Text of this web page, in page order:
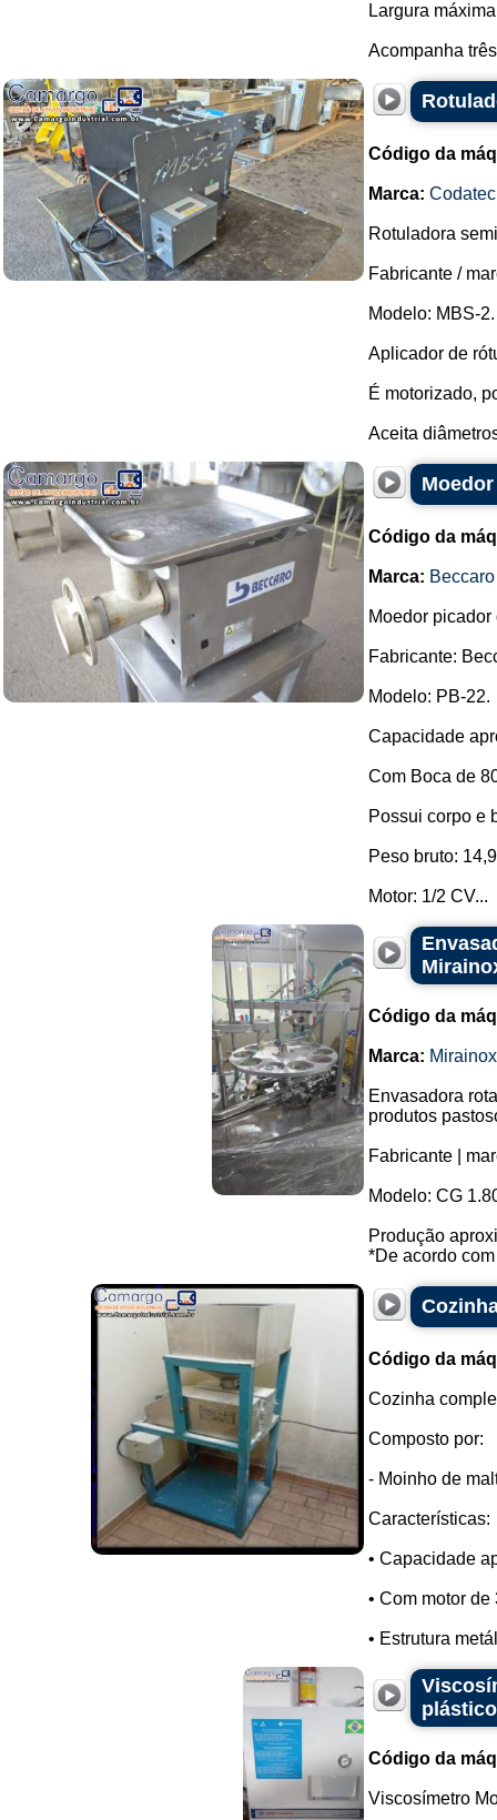
Largura
Acompanha
Código da
Marca: Codatec
Rotuladora
Fabricante /
Modelo: MBS-2.
Aplicador de
É motorizado,
Aceita
Código da
Marca: Beccaro
Moedor
Fabricante:
Modelo: PB-22.
Capacidade
Com Boca de
Possui corpo e
Peso bruto:
Motor: 1/2 CV...
Código da
Marca: Mirainox
Envasadora
produtos
Fabricante |
Modelo: CG
Produção
*De acordo
Código da
Cozinha
Composto por:
- Moinho de
Características:
• Capacidade
• Com motor de
• Estrutura
Código da
Viscosímetro